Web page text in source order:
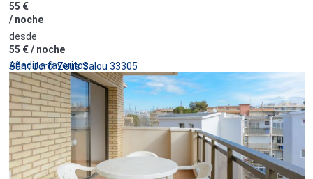
55 €
/ noche
desde
55 €/ noche
Sant Jordi Zeus Salou 33305
Añadir a favoritos